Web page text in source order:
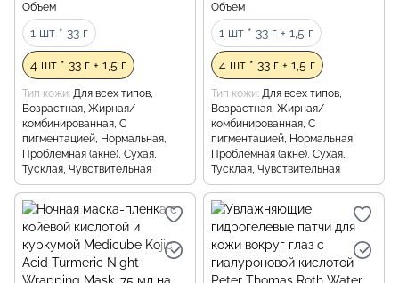
Объем
1 шт * 33 г
4 шт * 33 г + 1,5 г
Тип кожи Для всех типов,
Возрастная, Жирная/
комбинированная, С
пигментацией, Нормальная,
Проблемная (акне), Сухая,
Тусклая, Чувствительная
Объем
1 шт * 33 г + 1,5 г
4 шт * 33 г + 1,5 г
Тип кожи Для всех типов,
Возрастная, Жирная/
комбинированная, С
пигментацией, Нормальная,
Проблемная (акне), Сухая,
Тусклая, Чувствительная